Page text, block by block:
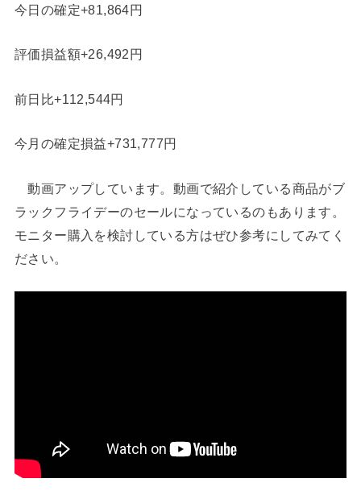
今日の確定+81,864円
評価損益額+26,492円
前日比+112,544円
今月の確定損益+731,777円
動画アップしています。動画で紹介している商品がブ
ラックフライデーのセールになっているのもあります。
モニター購入を検討している方はぜひ参考にしてみてく
ださい。